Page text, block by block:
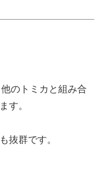
のトミカと組み合
す。
抜群です。